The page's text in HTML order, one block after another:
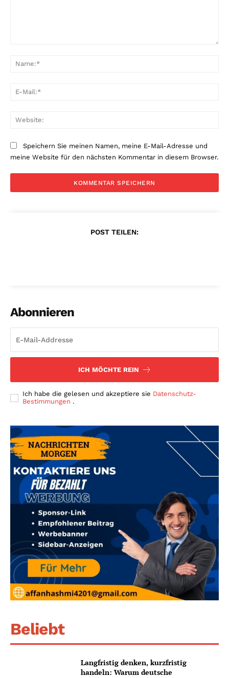
Speichern Sie meinen Namen, meine E-Mail-Adresse und
meine Website für den nächsten Kommentar in diesem Browser.
POST TEILEN:
Abonnieren
ICH MÖCHTE REIN
Ich habe die gelesen und akzeptiere sie Datenschutz-
Bestimmungen .
Beliebt
Langfristig denken, kurzfristig
handeln: Warum deutsche